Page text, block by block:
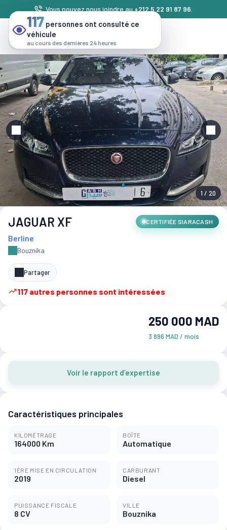
Vous pouvez nous joindre au +212 5 22 91 87 96
1 / 20
JAGUAR XF CERTIFIÉE SIARACASH
Berline
Bouznika
Partager
117 autres personnes sont intéressées
250 000 MAD
3 896 MAD / mois
Voir le rapport d’expertise
Caractéristiques principales
KILOMÉTRAGE
164000 Km
BOÎTE
Automatique
1ÈRE MISE EN CIRCULATION
2019
CARBURANT
Diesel
PUISSANCE FISCALE
8 CV
VILLE
Bouznika
117 personnes ont consulté ce
véhicule
au cours des dernières 24 heures